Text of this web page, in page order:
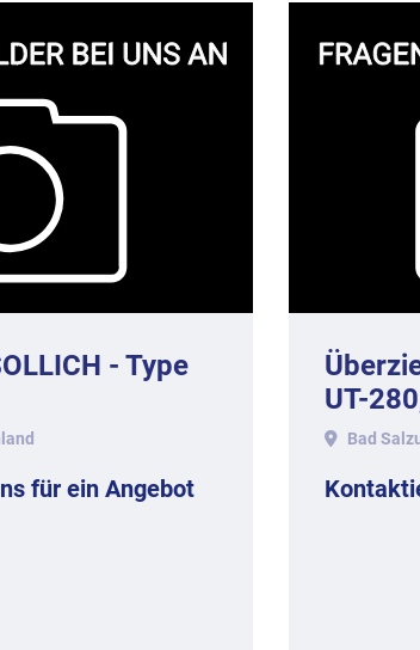
- Type
für ein Angebot
UT-
Bad